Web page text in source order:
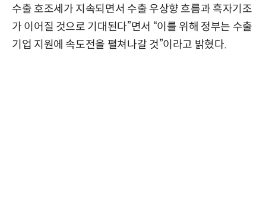
수출 호조세가 지속되면서 수출 우상향 흐름과 흑자기조
가 이어질 것으로 기대된다”면서 “이를 위해 정부는 수출
기업 지원에 속도전을 펼쳐나갈 것”이라고 밝혔다.